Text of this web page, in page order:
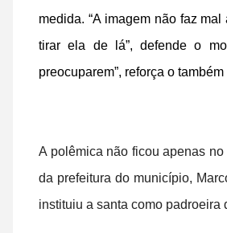
medida. “A imagem não faz
tirar ela de lá”, defende o
preocuparem”, reforça o
A polêmica não ficou apenas
da prefeitura do município,
instituiu a santa como padroeira